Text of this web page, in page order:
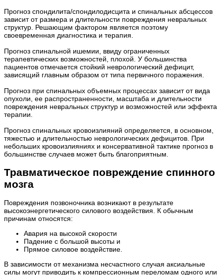
Прогноз спондилита/спондилодисцита и спинальных абсцессов
зависит от размера и длительности повреждения невральных
структур. Решающим фактором является поэтому
своевременная диагностика и терапия.
Прогноз спинальной ишемии, ввиду ограниченных
терапевтических возможностей, плохой. У большинства
пациентов отмечается стойкий неврологический дефицит,
зависящий главным образом от типа первичного поражения.
Прогноз при спинальных объемных процессах зависит от вида
опухоли, ее распространенности, масштаба и длительности
повреждения невральных структур и возможностей или эффекта
терапии.
Прогноз спинальных кровоизлияний определяется, в основном,
тяжестью и длительностью неврологических дефицитов. При
небольших кровоизлияниях и консервативной тактике прогноз в
большинстве случаев может быть благоприятным.
Травматическое повреждение спинного
мозга
Повреждения позвоночника возникают в результате
высокоэнергетического силового воздействия. К обычным
причинам относятся:
Авария на высокой скорости
Падение с большой высоты и
Прямое силовое воздействие.
В зависимости от механизма несчастного случая аксиальные
силы могут приводить к компрессионным переломам одного или